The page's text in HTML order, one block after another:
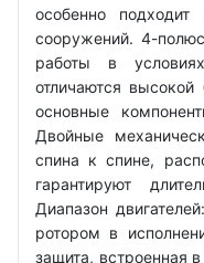
особенно
сооружений. 4-
работы в
отличаются
основные
Двойные
спина к спине,
гарантируют
Диапазон
ротором в
защита, встроенная